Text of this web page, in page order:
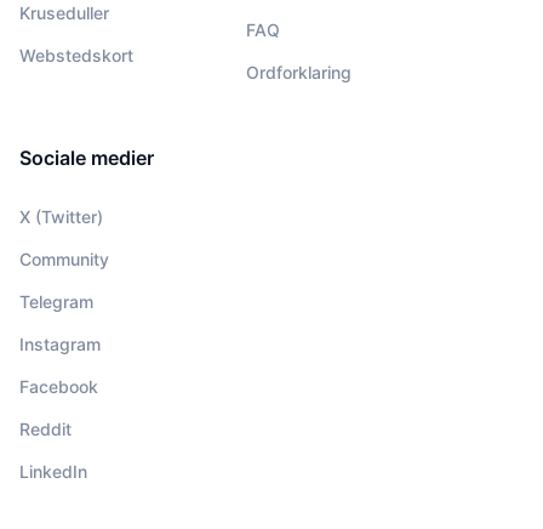
Kruseduller
Webstedskort
FAQ
Ordforklaring
Sociale medier
X (Twitter)
Community
Telegram
Instagram
Facebook
Reddit
LinkedIn